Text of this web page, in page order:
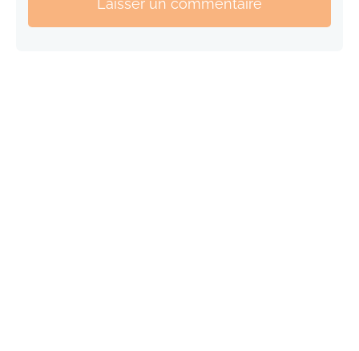
Laisser un commentaire